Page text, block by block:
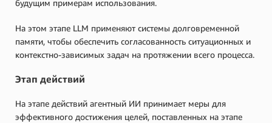
будущим примерам использования.
На этом этапе LLM применяют системы долговременной
памяти, чтобы обеспечить согласованность ситуационных и
контекстно-зависимых задач на протяжении всего процесса.
Этап действий
На этапе действий агентный ИИ принимает меры для
эффективного достижения целей, поставленных на этапе